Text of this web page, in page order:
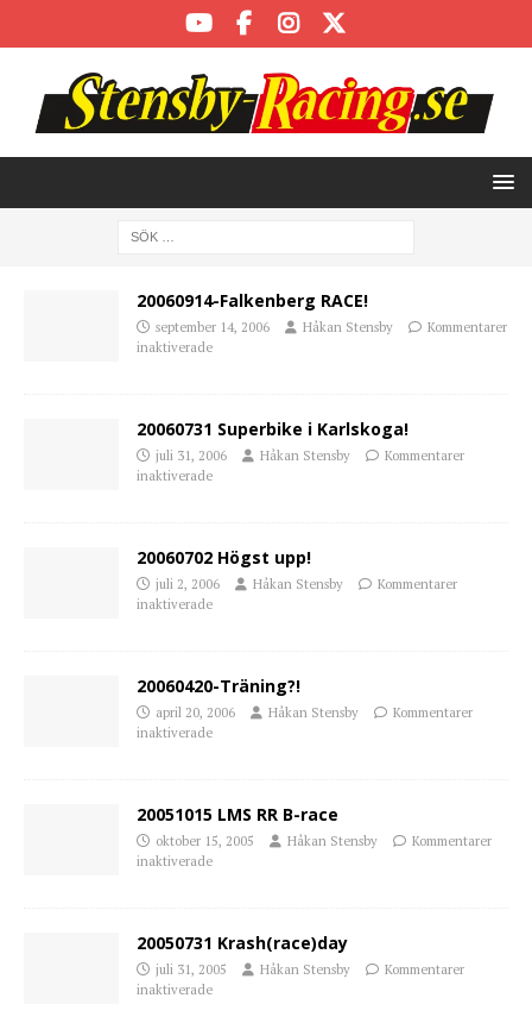
20060914-Falkenberg RACE!
september 14, 2006 Håkan Stensby
Kommentarer
inaktiverade
20060731 Superbike i Karlskoga!
juli 31, 2006 Håkan Stensby
Kommentarer
inaktiverade
20060702 Högst upp!
juli 2, 2006 Håkan Stensby
Kommentarer
inaktiverade
20060420-Träning?!
april 20, 2006 Håkan Stensby
Kommentarer
inaktiverade
20051015 LMS RR B-race
oktober 15, 2005 Håkan Stensby
Kommentarer
inaktiverade
20050731 Krash(race)day
juli 31, 2005 Håkan Stensby
Kommentarer
inaktiverade